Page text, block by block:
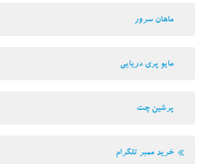
ماهان سرور
مایو پری دریایی
پرشین چت
خرید ممبر تلگرام